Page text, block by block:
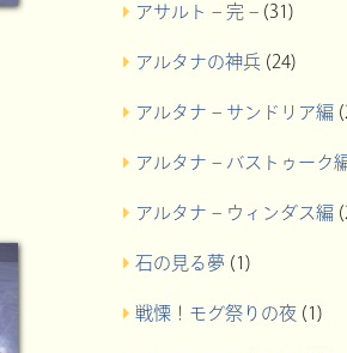
アサルト – 完 –(31)
アルタナの神兵(24)
アルタナ – サンドリア編
アルタナ – バストゥーク
アルタナ – ウィンダス編
石の見る夢 (1)
戦慄！モグ祭りの夜(1)